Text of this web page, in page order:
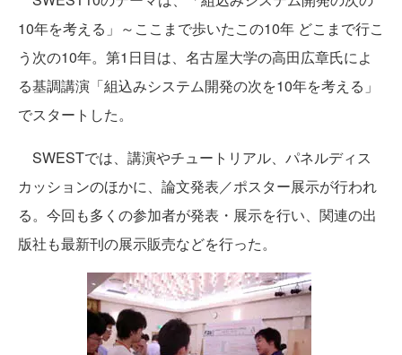
10年を考える」～ここまで歩いたこの10年 どこまで行こ
う次の10年。第1日目は、名古屋大学の高田広章氏によ
る基調講演「組込みシステム開発の次を10年を考える」
でスタートした。
SWESTでは、講演やチュートリアル、パネルディス
カッションのほかに、論文発表／ポスター展示が行われ
る。今回も多くの参加者が発表・展示を行い、関連の出
版社も最新刊の展示販売などを行った。